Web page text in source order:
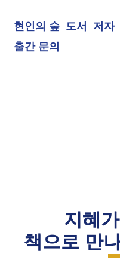
현인의 숲 도서 저자
출간 문의
지혜
책으로 만